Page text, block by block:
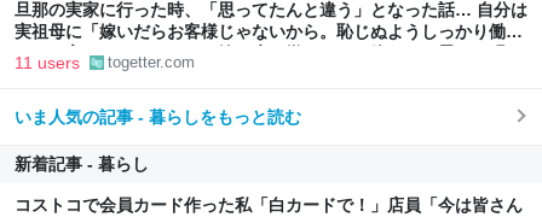
旦那の実家に行った時、「思ってたんと違う」となった話… 自分は
実祖母に「嫁いだらお客様じゃないから。恥じぬようしっかり働
け」と言われていたので、嫁ぎ先で嫌われたら終わりと思い、張り
切っていた
11 users togetter.com
いま人気の記事 - 暮らしをもっと読む
新着記事 - 暮らし
コストコで会員カード作った私「白カードで！」店員「今は皆さん